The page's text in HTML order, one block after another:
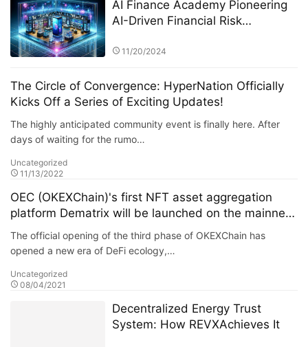
Commission’s (SEC) lawsuit
against the latter company.
AI Finance Academy Pioneering
AI-Driven Financial Risk
and Education
11/20/2024
The Circle of Convergence: HyperNation Officially
Kicks Off a Series of Exciting Updates!
The highly anticipated community event is finally here. After
days of waiting for the rumo…
Uncategorized
11/13/2022
OEC (OKEXChain)'s first NFT asset aggregation
platform Dematrix will be launched on the mainnet
soon
The official opening of the third phase of OKEXChain has
opened a new era of DeFi ecology,…
Uncategorized
08/04/2021
Decentralized Energy Trust
System: How REVXAchieves It